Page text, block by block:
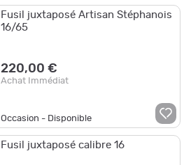
Fusil juxtaposé Artisan Stéphanois
16/65
220,00 €
Achat Immédiat
Occasion - Disponible
Fusil juxtaposé calibre 16